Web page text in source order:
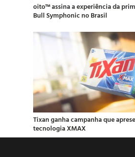
oito™ assina a experiência da
Bull Symphonic no Brasil
Tixan ganha campanha que
tecnologia XMAX